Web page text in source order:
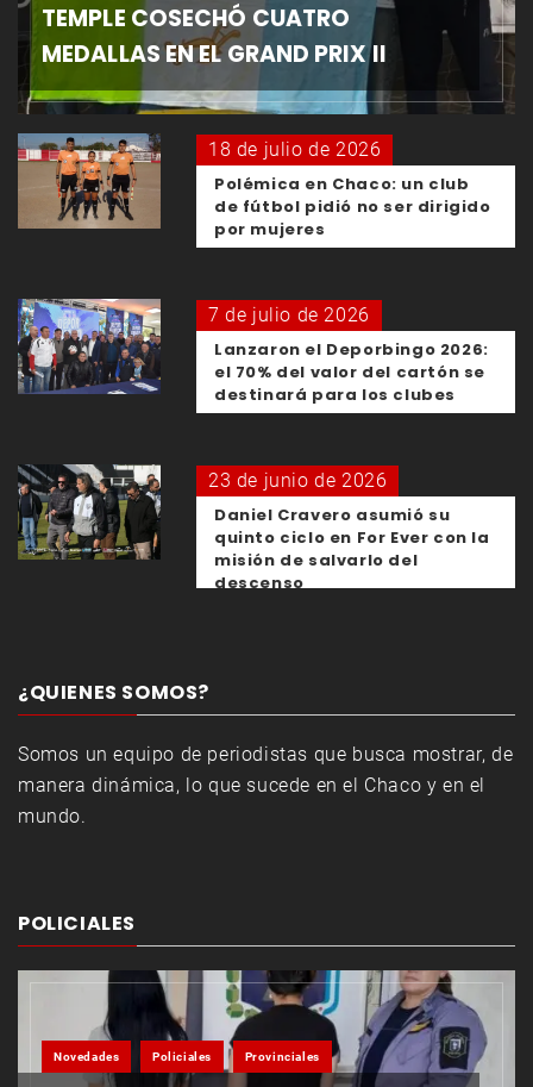
TEMPLE COSECHÓ CUATRO
MEDALLAS EN EL GRAND PRIX II
18 de julio de 2026
Polémica en Chaco: un club
de fútbol pidió no ser dirigido
por mujeres
7 de julio de 2026
Lanzaron el Deporbingo 2026:
el 70% del valor del cartón se
destinará para los clubes
23 de junio de 2026
Daniel Cravero asumió su
quinto ciclo en For Ever con la
misión de salvarlo del
descenso
¿QUIENES SOMOS?
Somos un equipo de periodistas que busca mostrar, de
manera dinámica, lo que sucede en el Chaco y en el
mundo.
POLICIALES
Novedades Policiales Provinciales